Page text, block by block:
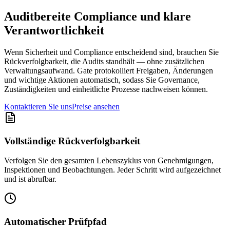
Auditbereite Compliance und klare
Verantwortlichkeit
Wenn Sicherheit und Compliance entscheidend sind, brauchen Sie
Rückverfolgbarkeit, die Audits standhält — ohne zusätzlichen
Verwaltungsaufwand. Gate protokolliert Freigaben, Änderungen
und wichtige Aktionen automatisch, sodass Sie Governance,
Zuständigkeiten und einheitliche Prozesse nachweisen können.
Kontaktieren Sie unsPreise ansehen
Vollständige Rückverfolgbarkeit
Verfolgen Sie den gesamten Lebenszyklus von Genehmigungen,
Inspektionen und Beobachtungen. Jeder Schritt wird aufgezeichnet
und ist abrufbar.
Automatischer Prüfpfad